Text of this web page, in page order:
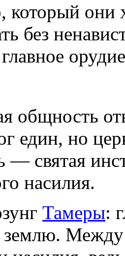
они
без
общность
един, но
— святая
насилия.
Тамеры:
землю.